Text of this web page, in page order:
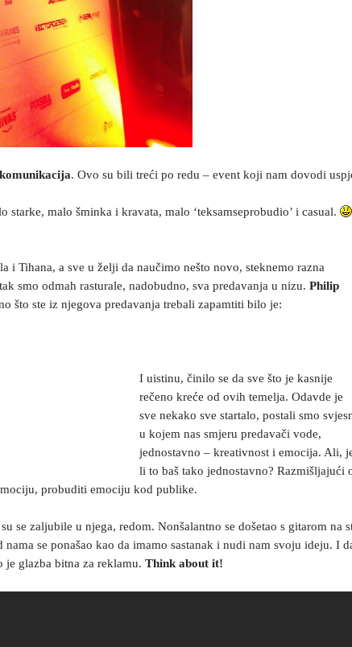
. Ovo su bili treći po redu – event koji nam dovodi
malo šminka i kravata, malo ‘teksamseprobudio’ i casual.
Tihana, a sve u želji da naučimo nešto novo, steknemo razna
smo odmah rasturale, nadobudno, sva predavanja u nizu. Philip
što ste iz njegova predavanja trebali zapamtiti bilo je:
I uistinu, činilo se da sve što je kasnije
rečeno kreće od ovih temelja. Odavde je
sve nekako sve startalo, postali smo
u kojem nas smjeru predavači vode,
jednostavno – kreativnost i emocija. Ali,
li to baš tako jednostavno? Razmišljajući
probuditi emociju kod publike.
se zaljubile u njega, redom. Nonšalantno se došetao s gitarom
se ponašao kao da imamo sastanak i nudi nam svoju ideju. I
glazba bitna za reklamu. Think about it!